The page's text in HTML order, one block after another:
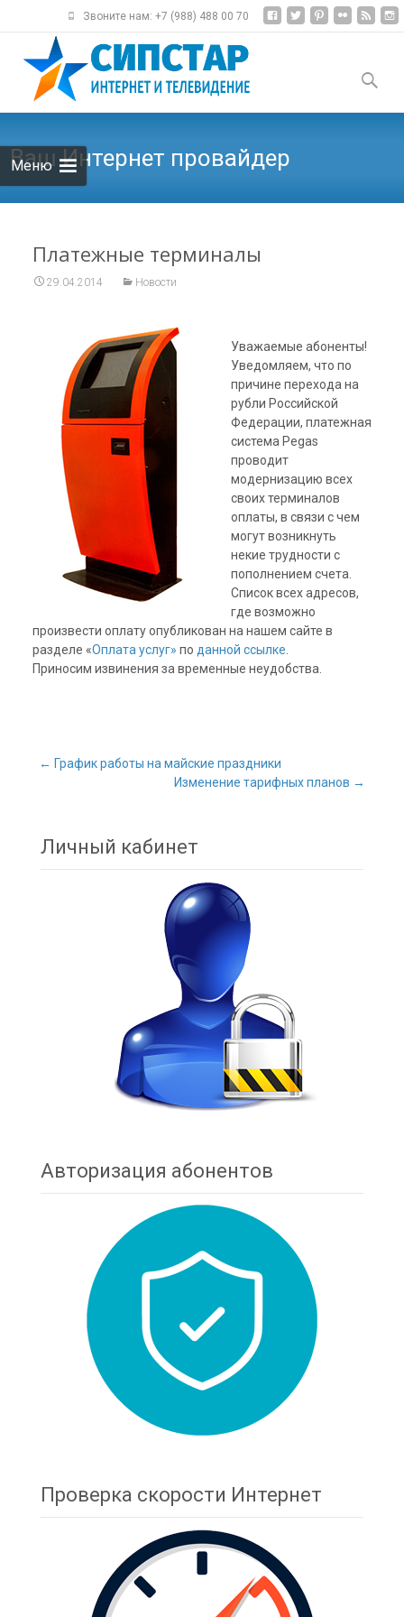
Звоните нам: +7 (988) 488 00 70
Меню
Найти:
Ваш Интернет провайдер
Платежные терминалы
29.04.2014 Новости
Уважаемые абоненты!
Уведомляем, что по
причине перехода на
рубли Российской
Федерации, платежная
система Pegas
проводит
модернизацию всех
своих терминалов
оплаты, в связи с чем
могут возникнуть
некие трудности с
пополнением счета.
Список всех адресов,
где возможно
произвести оплату опубликован на нашем сайте в
разделе «Оплата услуг» по данной ссылке
Приносим извинения за временные неудобства.
← График работы на майские праздники
Изменение тарифных планов →
Личный кабинет
Авторизация абонентов
Проверка скорости Интернет